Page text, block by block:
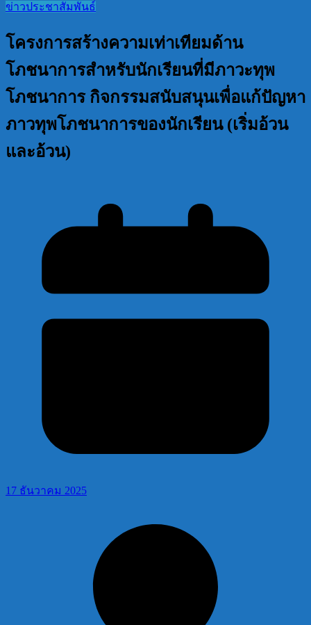
ข่าวประชาสัมพันธ์
โครงการสร้างความเท่าเทียมด้าน
โภชนาการสำหรับนักเรียนที่มีภาวะทุพ
โภชนาการ กิจกรรมสนับสนุนเพื่อแก้ปัญหา
ภาวทุพโภชนาการของนักเรียน (เริ่มอ้วน
และอ้วน)
17 ธันวาคม 2025